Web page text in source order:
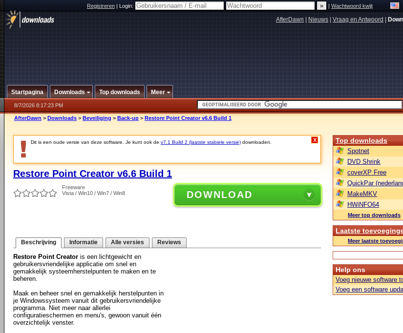
Registreren|Login: |Wachtwoord kwijt
AfterDawn Nieuws Vraag en Antwoord
Startpagina Downloads Top downloads Meer
8/7/2026 8:17:23 PM
AfterDawn > Downloads > Beveiliging > Back-up > Restore Point Creator v6.6 Build 1
Dit is een oude versie van deze software. Je kunt ook de v7.1 Build 2 (laatste stabiele versie) downloaden. X
Restore Point Creator v6.6 Build 1
Freeware
Vista / Win10 / Win7 / Win8
DOWNLOAD
Beschrijving Informatie Alle versies Reviews
Restore Point Creator is een lichtgewicht en
gebruikersvriendelijke applicatie om snel en
gemakkelijk systeemherstelpunten te maken en te
beheren.
Maak en beheer snel en gemakkelijk herstelpunten in
je Windowssysteem vanuit dit gebruikersvriendelijke
programma. Niet meer naar allerlei
configuratieschermen en menu's, gewoon vanuit één
overzichtelijk venster.
Top downloads
Spotnet
DVD Shrink
coverXP Free
QuickPar
MakeMKV
HWiNFO64
Meer top downloads
Laatste
Meer laatste
Help ons
Voeg nieuwe software
Voeg een software